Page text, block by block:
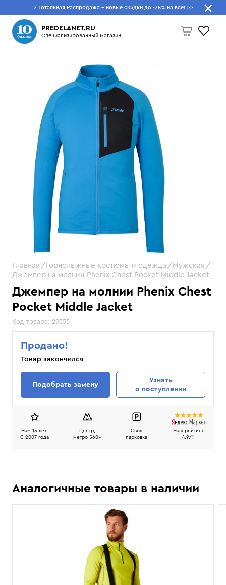
⚡ Тотальная Распродажа - новые скидки до -75% на все! >>
PREDELANET.RU
Специализированный магазин
Что будем искать?
Джемпер на молнии Phenix Chest
Pocket Middle Jacket
Код товара: 29355
Главная Горнолыжные костюмы и одежда
Мужская
Джемпер на молнии Phenix Chest Pocket Middle Jacket
Продано!
Товар закончился
Подобрать замену
Узнать
о поступлении
Нам 15 лет!
C 2007 года
Центр,
метро 560м
Своя
парковка
Наш рейтинг
4.9/5
Аналогичные товары в наличии